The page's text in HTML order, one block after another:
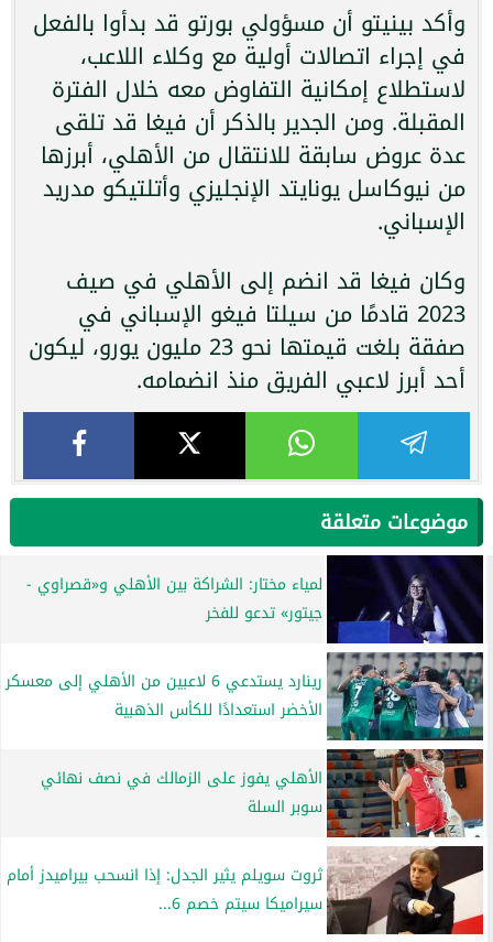
وأكد بينيتو أن مسؤولي بورتو قد بدأوا بالفعل
في إجراء اتصالات أولية مع وكلاء اللاعب،
لاستطلاع إمكانية التفاوض معه خلال الفترة
المقبلة. ومن الجدير بالذكر أن فيغا قد تلقى
عدة عروض سابقة للانتقال من الأهلي، أبرزها
من نيوكاسل يونايتد الإنجليزي وأتلتيكو مدريد
الإسباني.
وكان فيغا قد انضم إلى الأهلي في صيف
2023 قادمًا من سيلتا فيغو الإسباني في
صفقة بلغت قيمتها نحو 23 مليون يورو، ليكون
أحد أبرز لاعبي الفريق منذ انضمامه.
موضوعات متعلقة
لمياء مختار: الشراكة بين الأهلي و«قصراوي -
جيتور» تدعو للفخر
رينارد يستدعي 6 لاعبين من الأهلي إلى معسكر
الأخضر استعدادًا للكأس الذهبية
الأهلي يفوز على الزمالك في نصف نهائي
سوبر السلة
ثروت سويلم يثير الجدل: إذا انسحب بيراميدز أمام
سيراميكا سيتم خصم 6...